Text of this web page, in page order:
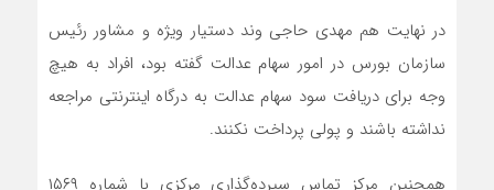
در نهایت هم مهدی حاجی وند دستیار ویژه و مشاور رئیس
سازمان بورس در امور سهام عدالت گفته بود، افراد به هیچ
وجه برای دریافت سود سهام عدالت به درگاه اینترنتی مراجعه
نداشته باشند و پولی پرداخت نکنند.